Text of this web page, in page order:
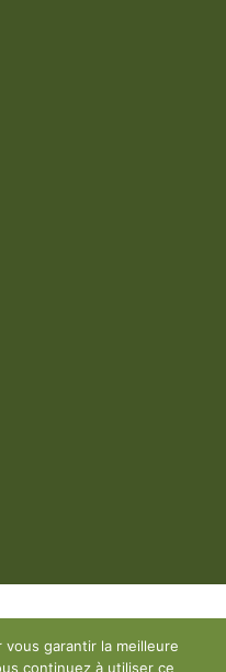
garantir la meilleure
continuez à utiliser ce